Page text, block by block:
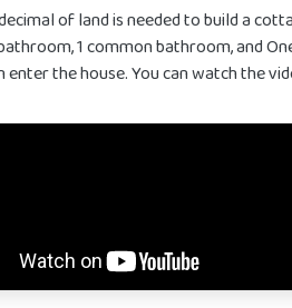
of land is needed to build a
1 common bathroom, and
enter the house. You can watch the